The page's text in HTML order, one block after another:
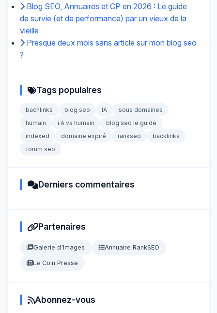
Blog SEO, Annuaires et CP en 2026 : Le guide
de survie (et de performance) par un vieux de la
vieille
Presque deux mois sans article sur mon blog seo
?
Tags populaires
bachlinks blog seo IA
sous domaines
humain
i.A vs humain
blog seo le guide
indexed
domaine expiré rankseo
backlinks
forum seo
Derniers commentaires
Partenaires
Galerie d'Images Annuaire RankSEO
Le Coin Presse
Abonnez-vous